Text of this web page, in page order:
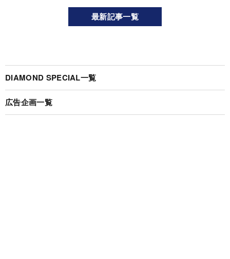
最新記事一覧
DIAMOND SPECIAL一覧
広告企画一覧